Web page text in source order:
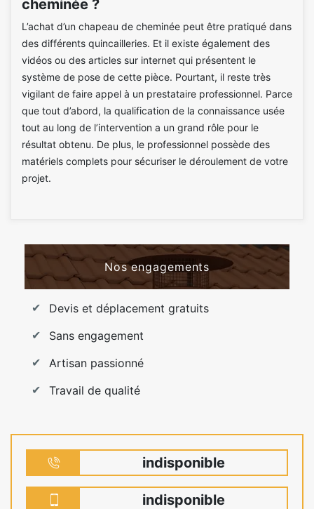
cheminée ?
L’achat d’un chapeau de cheminée peut être pratiqué dans
des différents quincailleries. Et il existe également des
vidéos ou des articles sur internet qui présentent le
système de pose de cette pièce. Pourtant, il reste très
vigilant de faire appel à un prestataire professionnel. Parce
que tout d’abord, la qualification de la connaissance usée
tout au long de l’intervention a un grand rôle pour le
résultat obtenu. De plus, le professionnel possède des
matériels complets pour sécuriser le déroulement de votre
projet.
Nos engagements
Devis et déplacement gratuits
Sans engagement
Artisan passionné
Travail de qualité
indisponible
indisponible